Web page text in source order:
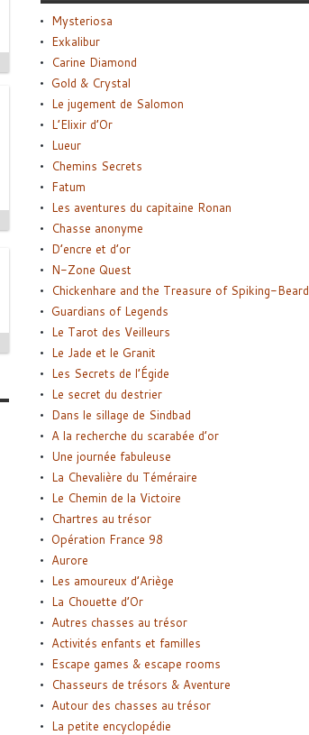
Mysteriosa
Exkalibur
Carine Diamond
Gold & Crystal
Le jugement de Salomon
L’Elixir d’Or
Lueur
Chemins Secrets
Fatum
Les aventures du capitaine Ronan
Chasse anonyme
D’encre et d’or
N-Zone Quest
Chickenhare and the Treasure of Spiking-Beard
Guardians of Legends
Le Tarot des Veilleurs
Le Jade et le Granit
Les Secrets de l’Égide
Le secret du destrier
Dans le sillage de Sindbad
A la recherche du scarabée d’or
Une journée fabuleuse
La Chevalière du Téméraire
Le Chemin de la Victoire
Chartres au trésor
Opération France 98
Aurore
Les amoureux d’Ariège
La Chouette d’Or
Autres chasses au trésor
Activités enfants et familles
Escape games & escape rooms
Chasseurs de trésors & Aventure
Autour des chasses au trésor
La petite encyclopédie